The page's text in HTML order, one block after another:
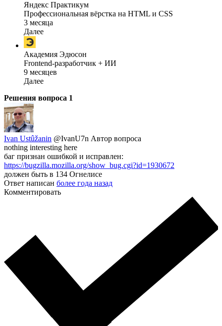
Яндекс Практикум
Профессиональная вёрстка на HTML и CSS
3 месяца
Далее
Академия Эдюсон
Frontend-разработчик + ИИ
9 месяцев
Далее
Решения вопроса 1
Ivan Ustûžanin @IvanU7n Автор вопроса
nothing interesting here
баг признан ошибкой и исправлен:
https://bugzilla.mozilla.org/show_bug.cgi?id=1930672
должен быть в 134 Огнелисе
Ответ написан более года назад
Комментировать